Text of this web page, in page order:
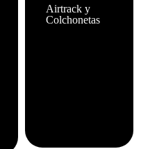
Airtrack y
Colchonetas